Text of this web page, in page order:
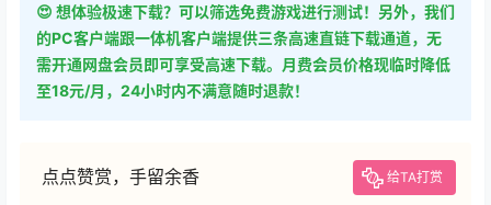
😍 想体验极速下载？可以筛选免费游戏进行测试！另外，我们
的PC客户端跟一体机客户端提供三条高速直链下载通道，无
需开通网盘会员即可享受高速下载。月费会员价格现临时降低
至18元/月，24小时内不满意随时退款！
点点赞赏，手留余香 给TA打赏